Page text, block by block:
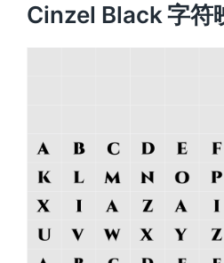
Cinzel Black 字符